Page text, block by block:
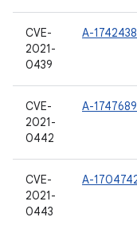
CVE-
2021-
0439
A-
CVE-
2021-
0442
A-
CVE-
2021-
0443
A-